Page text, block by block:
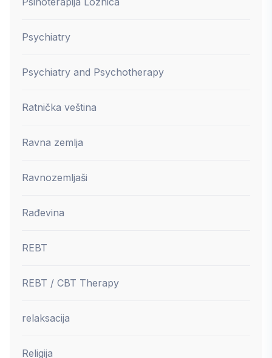
Psychiatry
Psychiatry and Psychotherapy
Ratnička veština
Ravna zemlja
Ravnozemljaši
Rađevina
REBT
REBT / CBT Therapy
relaksacija
Religija